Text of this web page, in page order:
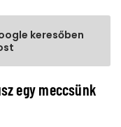
keresőben
egy meccsünk